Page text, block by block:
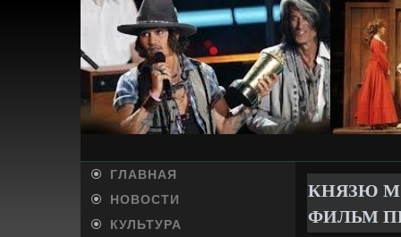
ГЛАВНАЯ
НОВОСТИ
КУЛЬТУРА
КНЯЗЮ
ФИЛЬМ